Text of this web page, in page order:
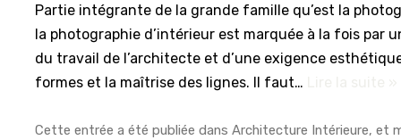
Partie intégrante de la grande famille qu’est la
la photographie d’intérieur est marquée à la fois par
du travail de l’architecte et d’une exigence
formes et la maîtrise des lignes. Il faut…
Cette entrée a été publiée dansArchitecture Intérieure, et